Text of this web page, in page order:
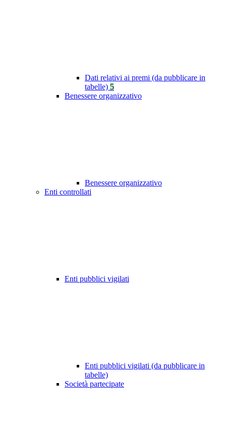
Dati relativi ai premi (da pubblicare in
tabelle) 5
Benessere organizzativo
Benessere organizzativo
Enti controllati
Enti pubblici vigilati
Enti pubblici vigilati (da pubblicare in
tabelle)
Società partecipate